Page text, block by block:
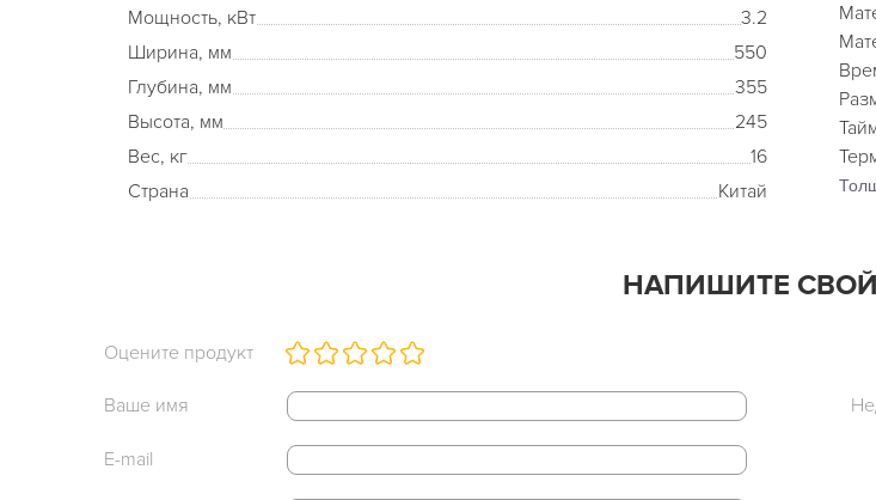
Мощность, кВт
3.2
Ширина, мм
550
Глубина, мм
355
Высота, мм
245
Вес, кг
16
Страна
Китай
НАПИШИТЕ
Оцените продукт
Ваше имя
E-mail